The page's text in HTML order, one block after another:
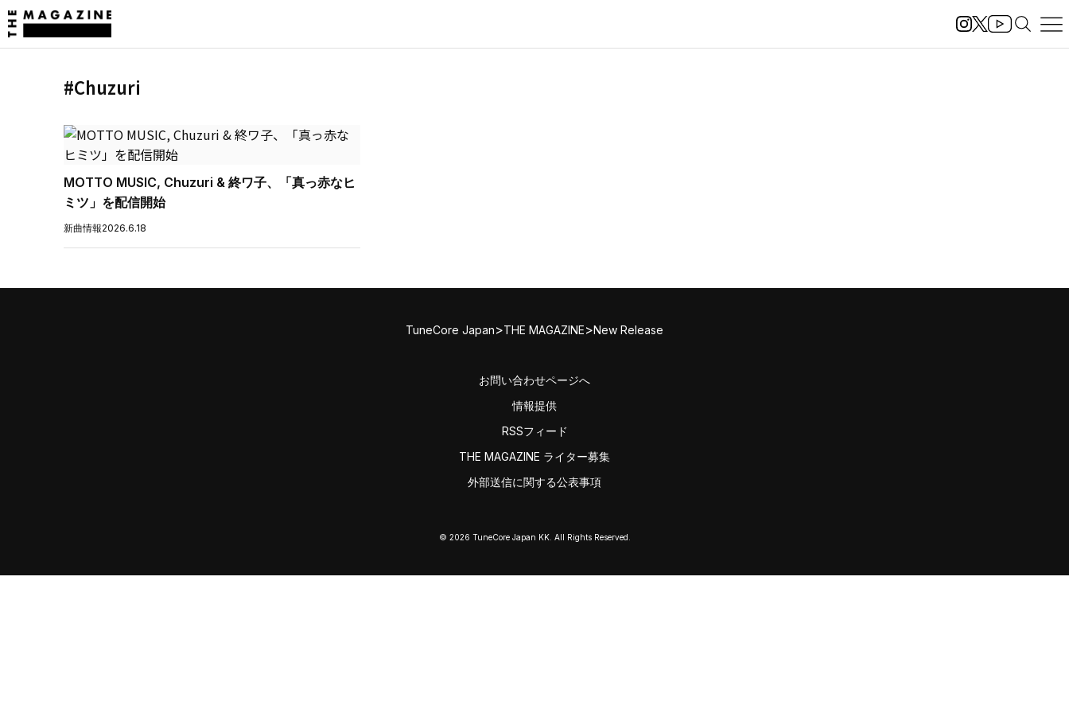
#Chuzuri
MOTTO MUSIC, Chuzuri & 終ワ子、「真っ赤なヒ
ミツ」を配信開始
新曲情報2026.6.18
TuneCore Japan>THE MAGAZINE>New Release
お問い合わせページへ
情報提供
RSSフィード
THE MAGAZINE ライター募集
外部送信に関する公表事項
© 2026 TuneCore Japan KK. All Rights Reserved.